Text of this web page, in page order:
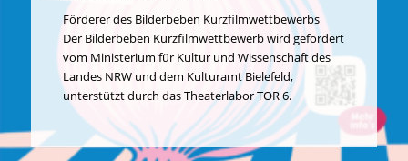
Förderer des Bilderbeben Kurzfilmwettbewerbs
Der Bilderbeben Kurzfilmwettbewerb wird gefördert
vom Ministerium für Kultur und Wissenschaft des
Landes NRW und dem Kulturamt Bielefeld,
unterstützt durch das Theaterlabor TOR 6.